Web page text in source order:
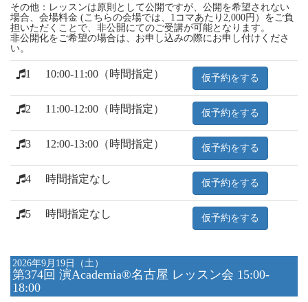
その他：レッスンは原則として公開ですが、公開を希望されない
場合、会場料金 (こちらの会場では、1コマあたり2,000円）をご負
担いただくことで、非公開にてのご受講が可能となります。
非公開化をご希望の場合は、お申し込みの際にお申し付けくださ
い。
1 10:00-11:00（時間指定） 仮予約をする
2 11:00-12:00（時間指定） 仮予約をする
3 12:00-13:00（時間指定） 仮予約をする
4 時間指定なし 仮予約をする
5 時間指定なし 仮予約をする
2026年9月19日（土）
第374回 演Academia®名古屋 レッスン会 15:00-
18:00